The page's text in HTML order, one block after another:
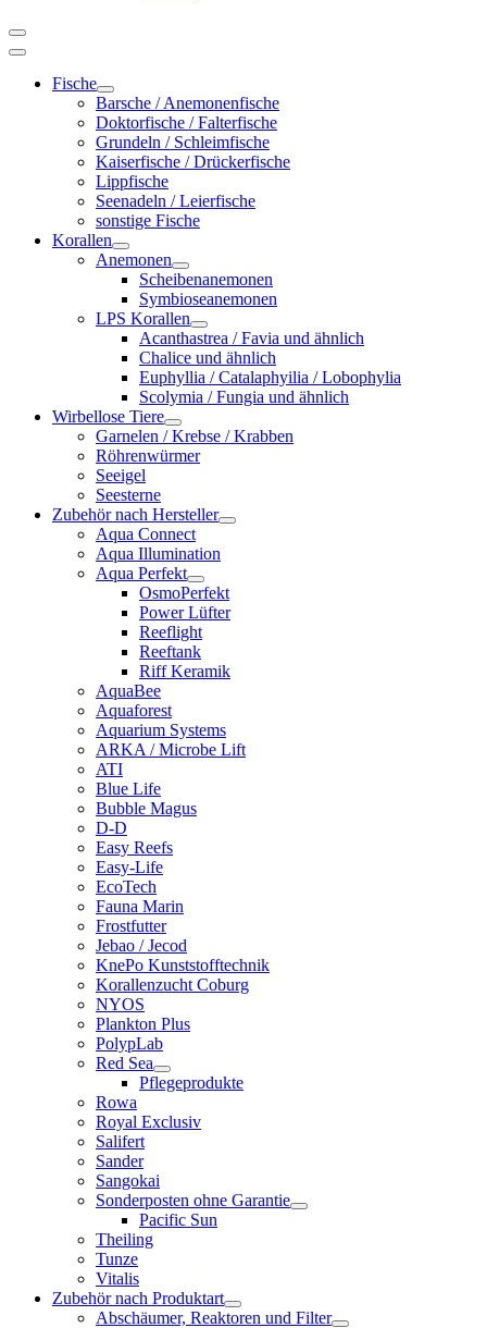
Fische
Barsche / Anemonenfische
Doktorfische / Falterfische
Grundeln / Schleimfische
Kaiserfische / Drückerfische
Lippfische
Seenadeln / Leierfische
sonstige Fische
Korallen
Anemonen
Scheibenanemonen
Symbioseanemonen
LPS Korallen
Acanthastrea / Favia und ähnlich
Chalice und ähnlich
Euphyllia / Catalaphyilia / Lobophylia
Scolymia / Fungia und ähnlich
Wirbellose Tiere
Garnelen / Krebse / Krabben
Röhrenwürmer
Seeigel
Seesterne
Zubehör nach Hersteller
Aqua Connect
Aqua Illumination
Aqua Perfekt
OsmoPerfekt
Power Lüfter
Reeflight
Reeftank
Riff Keramik
AquaBee
Aquaforest
Aquarium Systems
ARKA / Microbe Lift
ATI
Blue Life
Bubble Magus
D-D
Easy Reefs
Easy-Life
EcoTech
Fauna Marin
Frostfutter
Jebao / Jecod
KnePo Kunststofftechnik
Korallenzucht Coburg
NYOS
Plankton Plus
PolypLab
Red Sea
Pflegeprodukte
Rowa
Royal Exclusiv
Salifert
Sander
Sangokai
Sonderposten ohne Garantie
Pacific Sun
Theiling
Tunze
Vitalis
Zubehör nach Produktart
Abschäumer, Reaktoren und Filter